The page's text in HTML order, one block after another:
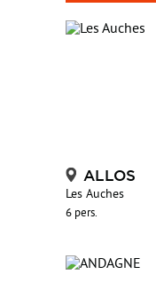
ALLOS
Les Auches
6 pers.